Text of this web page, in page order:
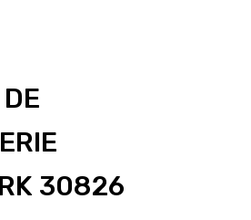
30826